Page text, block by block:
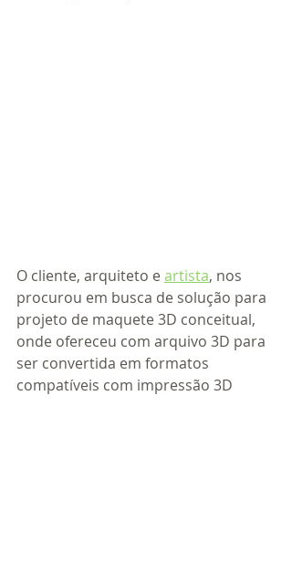
O cliente, arquiteto e artista, nos
procurou em busca de solução para
projeto de maquete 3D conceitual,
onde ofereceu com arquivo 3D para
ser convertida em formatos
compatíveis com impressão 3D